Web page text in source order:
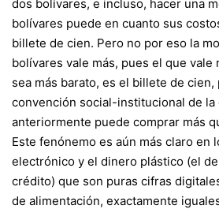
dos bolívares, e incluso, hacer una
bolívares puede en cuanto sus
billete de cien. Pero no por eso la
bolívares vale más, pues el que vale
sea más barato, es el billete de
convención social-institucional de la
anteriormente puede comprar más
Este fenónemo es aún más claro en
electrónico y el dinero plástico (el
crédito) que son puras cifras
de alimentación, exactamente